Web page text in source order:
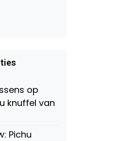
?
op
knuffel van
Pichu